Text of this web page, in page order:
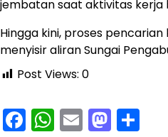
jembatan saat aktivitas kerja
Hingga kini, proses
menyisir aliran Sungai
Post Views: 0
Facebook
WhatsApp
Email